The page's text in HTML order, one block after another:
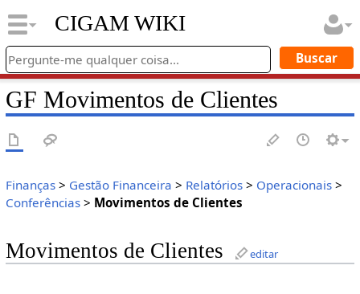
CIGAM WIKI
GF Movimentos de Clientes
Finanças> Gestão Financeira > Relatórios> Operacionais>
Conferências> Movimentos de Clientes
Movimentos de Clientes editar